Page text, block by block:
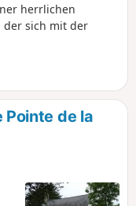
herrlichen
der sich mit der
Pointe de la